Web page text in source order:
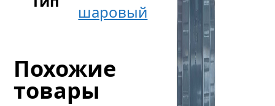
шаровый
Похожие
товары